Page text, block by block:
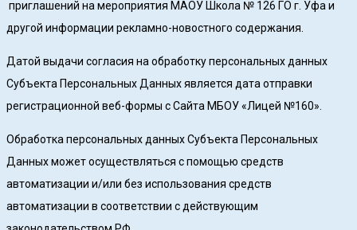
приглашений на мероприятия МАОУ Школа № 126 ГО г. Уфа и
другой информации рекламно-новостного содержания.
Датой выдачи согласия на обработку персональных данных
Субъекта Персональных Данных является дата отправки
регистрационной веб-формы с Сайта МБОУ «Лицей №160».
Обработка персональных данных Субъекта Персональных
Данных может осуществляться с помощью средств
автоматизации и/или без использования средств
автоматизации в соответствии с действующим